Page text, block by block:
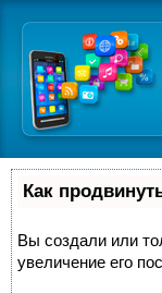
Как
Вы создали или
увеличение его